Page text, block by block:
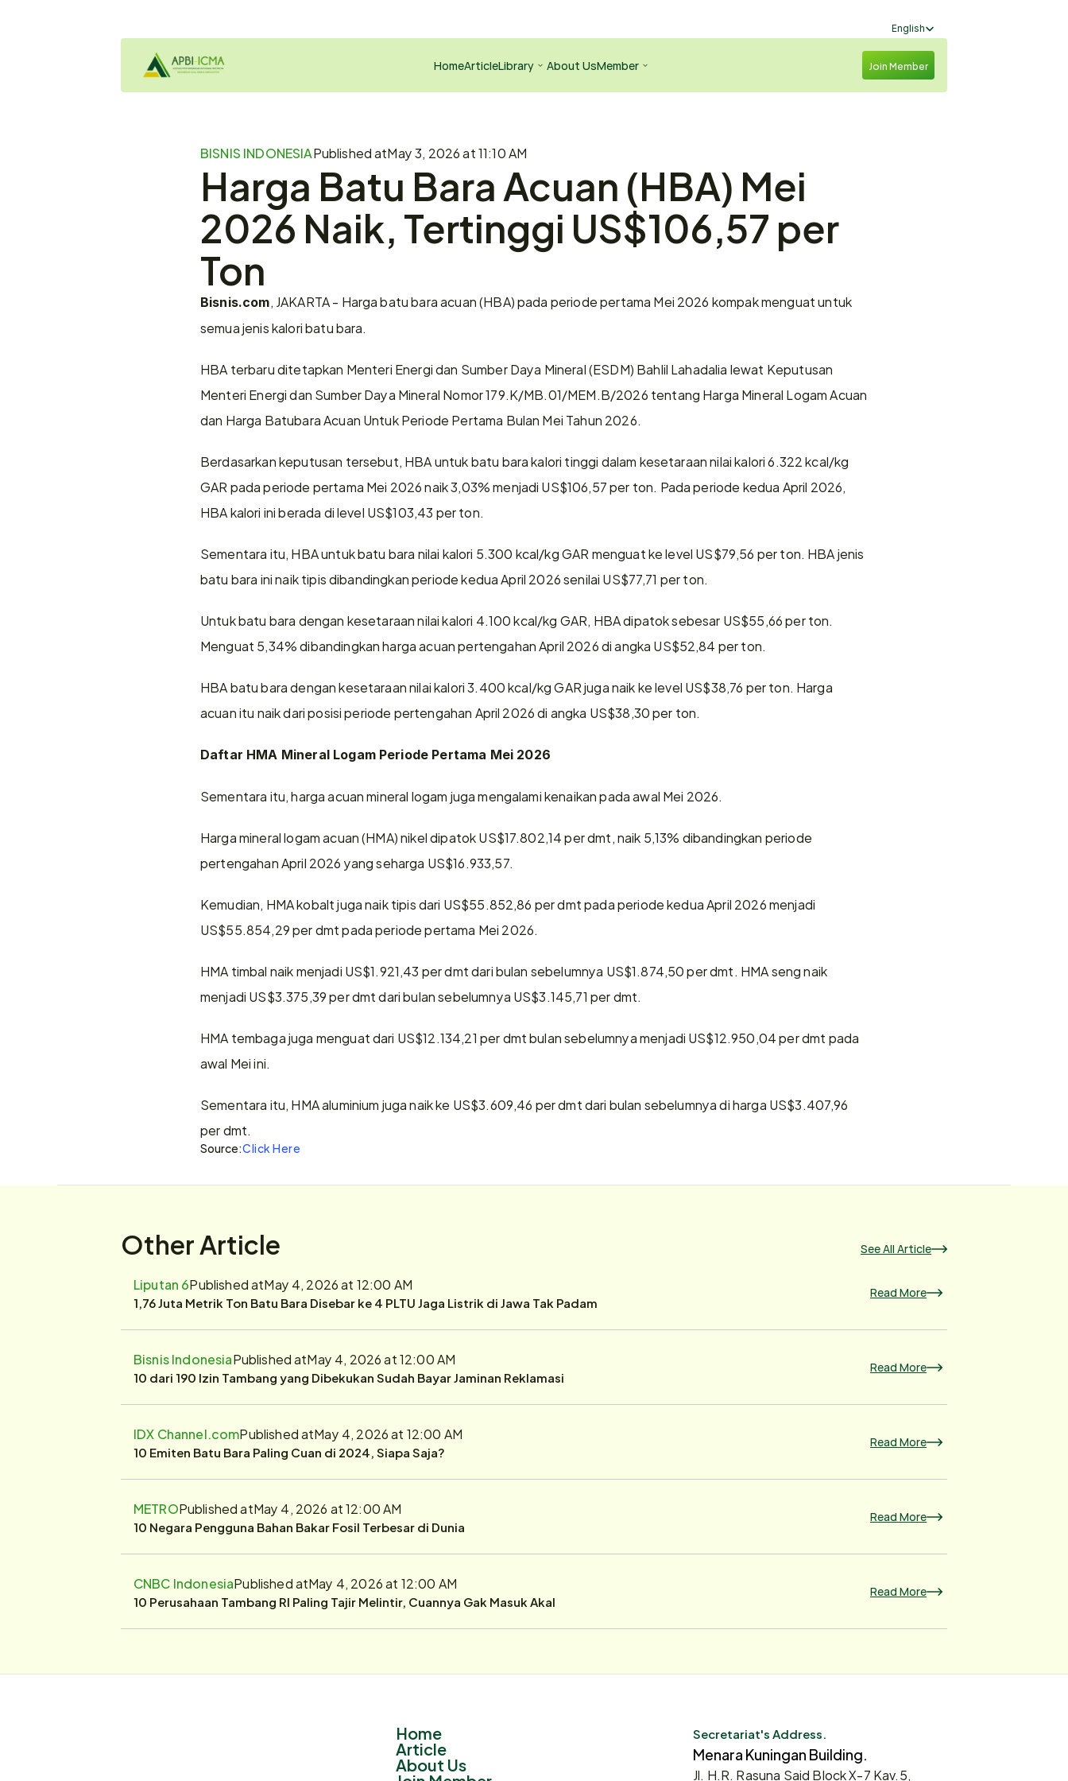
Select Language
English
HomeArticleLibrary About UsMember Join Member
BISNIS INDONESIAPublished atMay 3, 2026 at 11:10 AM
Harga Batu Bara Acuan (HBA) Mei
2026 Naik, Tertinggi US$106,57 per
Ton
Bisnis.com, JAKARTA - Harga batu bara acuan (HBA) pada periode pertama Mei 2026 kompak menguat untuk
semua jenis kalori batu bara.
HBA terbaru ditetapkan Menteri Energi dan Sumber Daya Mineral (ESDM) Bahlil Lahadalia lewat Keputusan
Menteri Energi dan Sumber Daya Mineral Nomor 179.K/MB.01/MEM.B/2026 tentang Harga Mineral Logam Acuan
dan Harga Batubara Acuan Untuk Periode Pertama Bulan Mei Tahun 2026.
Berdasarkan keputusan tersebut, HBA untuk batu bara kalori tinggi dalam kesetaraan nilai kalori 6.322 kcal/kg
GAR pada periode pertama Mei 2026 naik 3,03% menjadi US$106,57 per ton. Pada periode kedua April 2026,
HBA kalori ini berada di level US$103,43 per ton.
Sementara itu, HBA untuk batu bara nilai kalori 5.300 kcal/kg GAR menguat ke level US$79,56 per ton. HBA jenis
batu bara ini naik tipis dibandingkan periode kedua April 2026 senilai US$77,71 per ton.
Untuk batu bara dengan kesetaraan nilai kalori 4.100 kcal/kg GAR, HBA dipatok sebesar US$55,66 per ton.
Menguat 5,34% dibandingkan harga acuan pertengahan April 2026 di angka US$52,84 per ton.
HBA batu bara dengan kesetaraan nilai kalori 3.400 kcal/kg GAR juga naik ke level US$38,76 per ton. Harga
acuan itu naik dari posisi periode pertengahan April 2026 di angka US$38,30 per ton.
Daftar HMA Mineral Logam Periode Pertama Mei 2026
Sementara itu, harga acuan mineral logam juga mengalami kenaikan pada awal Mei 2026.
Harga mineral logam acuan (HMA) nikel dipatok US$17.802,14 per dmt, naik 5,13% dibandingkan periode
pertengahan April 2026 yang seharga US$16.933,57.
Kemudian, HMA kobalt juga naik tipis dari US$55.852,86 per dmt pada periode kedua April 2026 menjadi
US$55.854,29 per dmt pada periode pertama Mei 2026.
HMA timbal naik menjadi US$1.921,43 per dmt dari bulan sebelumnya US$1.874,50 per dmt. HMA seng naik
menjadi US$3.375,39 per dmt dari bulan sebelumnya US$3.145,71 per dmt.
HMA tembaga juga menguat dari US$12.134,21 per dmt bulan sebelumnya menjadi US$12.950,04 per dmt pada
awal Mei ini.
Sementara itu, HMA aluminium juga naik ke US$3.609,46 per dmt dari bulan sebelumnya di harga US$3.407,96
per dmt.
Source:Click Here
Other Article See All Article
Liputan 6Published atMay 4, 2026 at 12:00 AM
1,76 Juta Metrik Ton Batu Bara Disebar ke 4 PLTU Jaga Listrik di Jawa Tak Padam Read More
Bisnis IndonesiaPublished atMay 4, 2026 at 12:00 AM
10 dari 190 Izin Tambang yang Dibekukan Sudah Bayar Jaminan Reklamasi Read More
IDX Channel.comPublished atMay 4, 2026 at 12:00 AM
10 Emiten Batu Bara Paling Cuan di 2024, Siapa Saja? Read More
METROPublished atMay 4, 2026 at 12:00 AM
10 Negara Pengguna Bahan Bakar Fosil Terbesar di Dunia Read More
CNBC IndonesiaPublished atMay 4, 2026 at 12:00 AM
10 Perusahaan Tambang RI Paling Tajir Melintir, Cuannya Gak Masuk Akal Read More
Home
Article
About Us
Secretariat's Address.
Menara Kuningan Building.
Jl. H.R. Rasuna Said Block X-7 Kav.5,